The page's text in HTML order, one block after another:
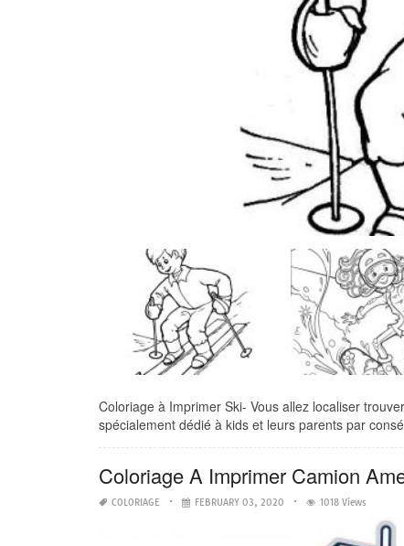
Coloriage à Imprimer Ski- Vous allez localiser
spécialement dédié à kids et leurs parents par
Coloriage A Imprimer Camion
COLORIAGE FEBRUARY 03, 2020 1018 Views